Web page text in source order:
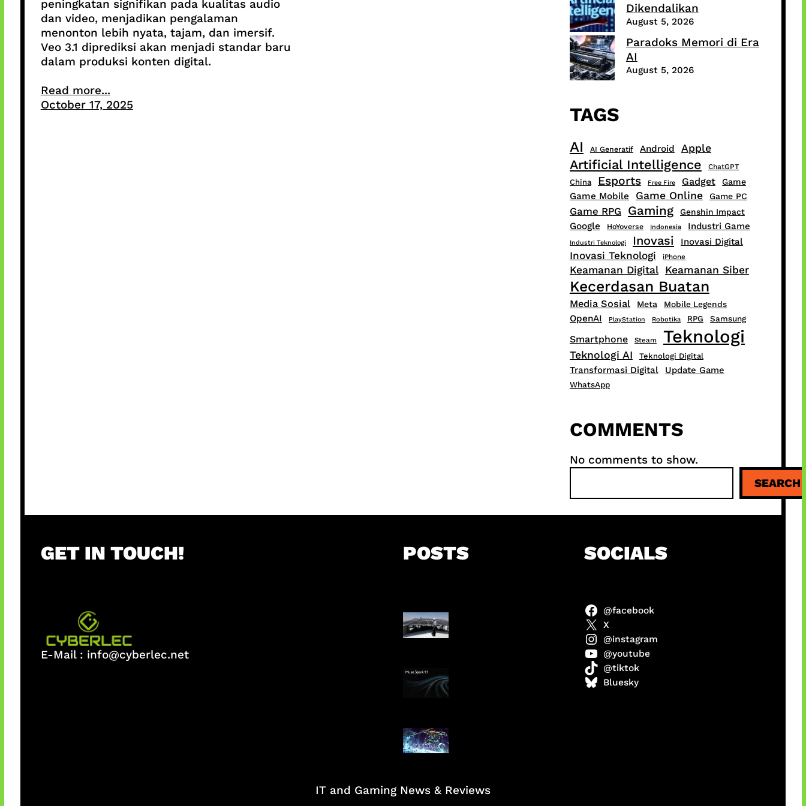
peningkatan signifikan pada kualitas audio
dan video, menjadikan pengalaman
menonton lebih nyata, tajam, dan imersif.
Veo 3.1 diprediksi akan menjadi standar baru
dalam produksi konten digital.
Read more...
October 17, 2025
Dikendalikan
August 5, 2026
Paradoks Memori di Era
AI
August 5, 2026
TAGS
AI AI Generatif Android Apple
Artificial Intelligence ChatGPT
China Esports Free Fire Gadget Game
Game Mobile Game Online Game PC
Game RPG Gaming Genshin Impact
Google HoYoverse Indonesia Industri Game
Industri Teknologi Inovasi Inovasi Digital
Inovasi Teknologi iPhone
Keamanan Digital Keamanan Siber
Kecerdasan Buatan
Media Sosial Meta Mobile Legends
OpenAI PlayStation Robotika RPG Samsung
Smartphone Steam Teknologi
Teknologi AI Teknologi Digital
Transformasi Digital Update Game
WhatsApp
COMMENTS
No comments to show.
a
r
SEARCH
GET IN TOUCH!
E-Mail : info@cyberlec.net
POSTS
Insentif Baru Panel
Surya
AI Meta Ikut Disorot
Patch Baru Ubah
Botlane
SOCIALS
@facebook
X
@instagram
@youtube
@tiktok
Bluesky
IT and Gaming News & Reviews